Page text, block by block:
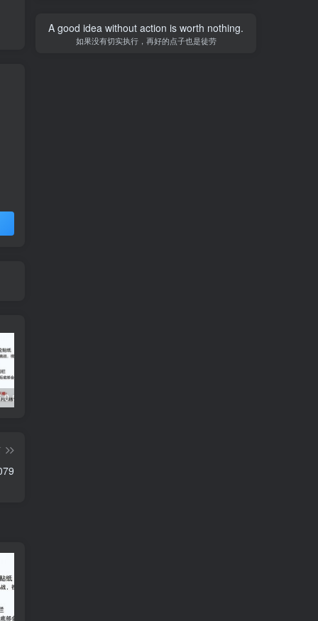
内置模块
A good idea without action is worth nothing.
如果没有切实执行，再好的点子也是徒劳